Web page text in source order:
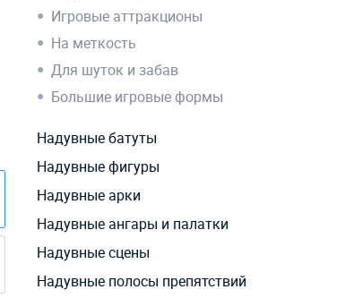
Игровые аттракционы
На меткость
Для шуток и забав
Большие игровые формы
Надувные батуты
Надувные фигуры
Надувные арки
Надувные ангары и палатки
Надувные сцены
Надувные полосы препятствий